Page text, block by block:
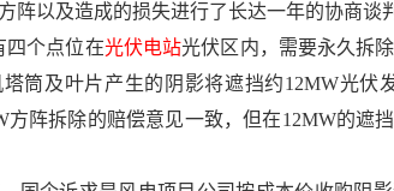
阵以及造成的损失进行了长达一年的协商谈
四个点位在光伏电站光伏区内，需要永久拆
筒及叶片产生的阴影将遮挡约12MW光伏
方阵拆除的赔偿意见一致，但在12MW的遮